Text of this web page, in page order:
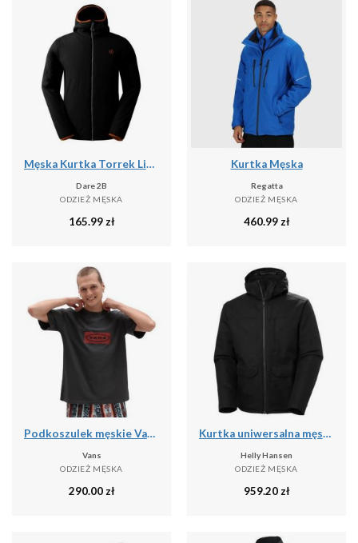
Męska Kurtka Torrek Lite Air
Dare 2B
ODZIEŻ MĘSKA
165.99 zł
Kurtka Męska
Regatta
ODZIEŻ MĘSKA
460.99 zł
Podkoszulek męskie Vans X Curren X Knost
Vans
ODZIEŻ MĘSKA
290.00 zł
Kurtka uniwersalna męska Helly Hansen Chill 3.0
Helly Hansen
ODZIEŻ MĘSKA
959.20 zł